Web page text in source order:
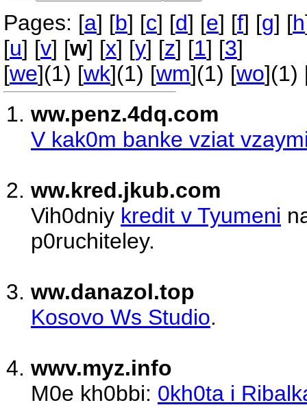
Pages: [a] [b] [c] [d] [e] [f] [g] [h
[u] [v] [w] [x] [y] [z] [1] [3]
[we](1) [wk](1) [wm](1) [wo](1)
ww.penz.4dq.com
V kak0m banke vziat
ww.kred.jkub.com
Vih0dniy kredit v Tyumeni
p0ruchiteley.
ww.danazol.top
Kosovo Ws Studio.
wwv.myz.info
M0e kh0bbi: 0kh0ta i